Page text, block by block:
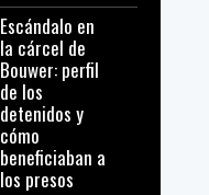
Escándalo en
la cárcel de
Bouwer: perfil
de los
detenidos y
cómo
beneficiaban a
los presos